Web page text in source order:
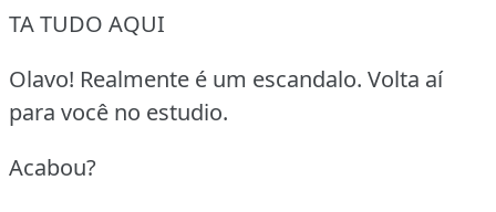
TA TUDO AQUI
Olavo! Realmente é um escandalo. Volta aí
para você no estudio.
Acabou?